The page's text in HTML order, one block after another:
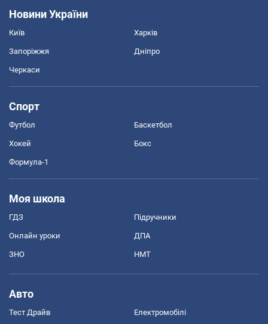
Новини України
Київ Харків
Запоріжжя Дніпро
Черкаси
Спорт
Футбол Баскетбол
Хокей Бокс
Формула-1
Моя школа
ГДЗ Підручники
Онлайн уроки ДПА
ЗНО НМТ
Авто
Тест Драйв Електромобілі